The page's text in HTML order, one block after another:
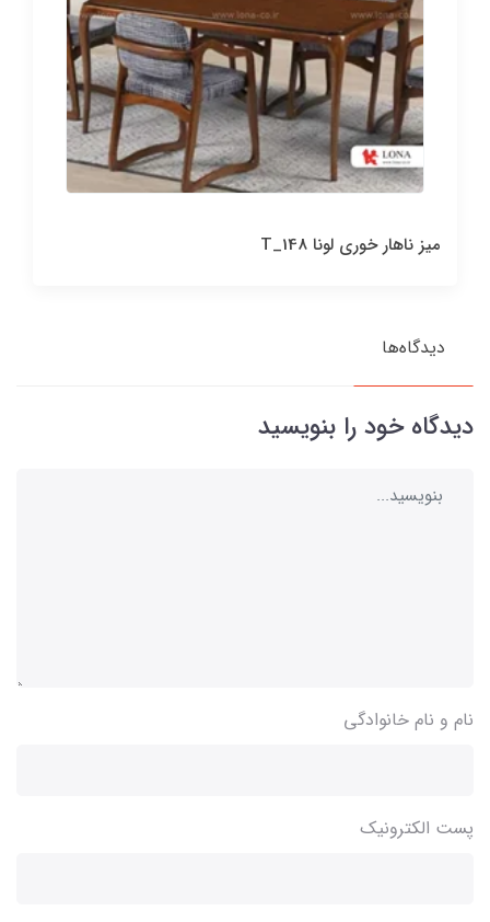
میز ناهار خوری لونا T_148
دیدگاه‌ها
دیدگاه خود را بنویسید
نام و نام خانوادگی
پست الکترونیک